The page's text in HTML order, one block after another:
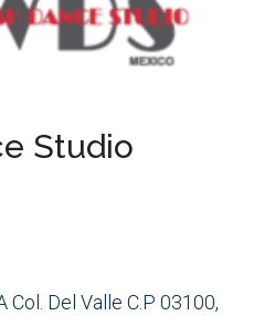
Studio
Col. Del Valle C.P 03100,